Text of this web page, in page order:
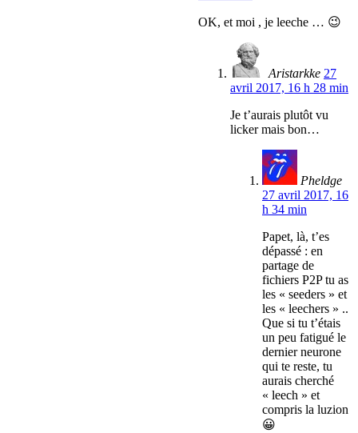
OK, et moi , je leeche … 😉
Aristarkke 27
avril 2017, 16 h 28 min
Je t’aurais plutôt vu
licker mais bon…
Pheldge
27 avril 2017, 16
h 34 min
Papet, là, t’es
dépassé : en
partage de
fichiers P2P tu as
les « seeders » et
les « leechers » ..
Que si tu t’étais
un peu fatigué le
dernier neurone
qui te reste, tu
aurais cherché
« leech » et
compris la luzion
😀